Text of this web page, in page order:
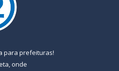
para prefeituras!
onde